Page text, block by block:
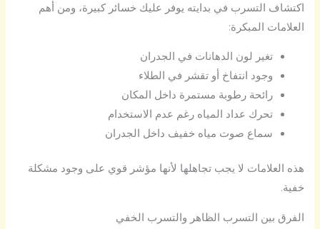
اكتشاف التسرب في بدايته يوفر عليك خسائر كبيرة، ومن أهم
العلامات المبكرة:
تغير لون الدهانات في الجدران
وجود انتفاخ أو تقشر في الطلاء
رائحة رطوبة مستمرة داخل المكان
تحرك عداد المياه رغم عدم الاستخدام
سماع صوت مياه خفيف داخل الجدران
هذه العلامات لا يجب تجاهلها لأنها مؤشر قوي على وجود مشكلة
خفية.
الفرق بين التسرب الظاهر والتسرب الخفي